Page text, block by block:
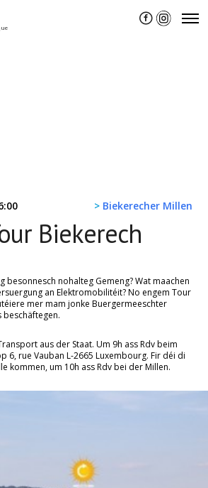
Visionäre
Landwirtschaft
Konsum
Projeten
move. Podcast
>Biekerecher Millen
Biekerech
besonnesch nohalteg Gemeng? Wat maachen
an Elektromobilitéit? No engem Tour
mer mam jonke Buergermeeschter
beschäftegen.
aus der Staat. Um 9h ass Rdv beim
6, rue Vauban L-2665 Luxembourg. Fir déi di
kommen, um 10h ass Rdv bei der Millen.